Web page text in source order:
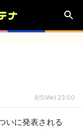
8/5(We) 23:00
いに発表される